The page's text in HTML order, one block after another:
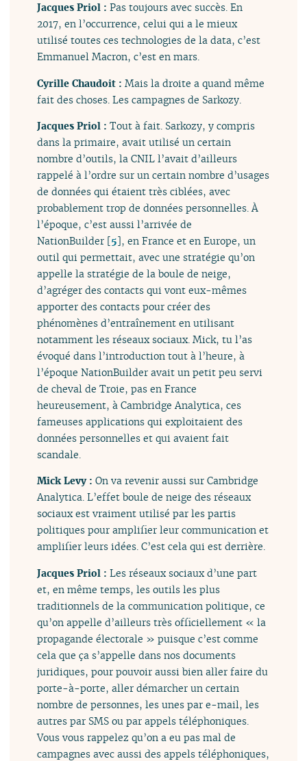
Jacques Priol :Pas toujours avec succès. En
2017, en l’occurrence, celui qui a le mieux
utilisé toutes ces technologies de la data, c’est
Emmanuel Macron, c’est en mars.
Cyrille Chaudoit :Mais la droite a quand même
fait des choses. Les campagnes de Sarkozy.
Jacques Priol :Tout à fait. Sarkozy, y compris
dans la primaire, avait utilisé un certain
nombre d’outils, la CNIL l’avait d’ailleurs
rappelé à l’ordre sur un certain nombre d’usages
de données qui étaient très ciblées, avec
probablement trop de données personnelles. À
l’époque, c’est aussi l’arrivée de
NationBuilder [5], en France et en Europe, un
outil qui permettait, avec une stratégie qu’on
appelle la stratégie de la boule de neige,
d’agréger des contacts qui vont eux-mêmes
apporter des contacts pour créer des
phénomènes d’entraînement en utilisant
notamment les réseaux sociaux. Mick, tu l’as
évoqué dans l’introduction tout à l’heure, à
l’époque NationBuilder avait un petit peu servi
de cheval de Troie, pas en France
heureusement, à Cambridge Analytica, ces
fameuses applications qui exploitaient des
données personnelles et qui avaient fait
scandale.
Mick Levy :On va revenir aussi sur Cambridge
Analytica. L’effet boule de neige des réseaux
sociaux est vraiment utilisé par les partis
politiques pour amplifier leur communication et
amplifier leurs idées. C’est cela qui est derrière.
Jacques Priol :Les réseaux sociaux d’une part
et, en même temps, les outils les plus
traditionnels de la communication politique, ce
qu’on appelle d’ailleurs très officiellement « la
propagande électorale » puisque c’est comme
cela que ça s’appelle dans nos documents
juridiques, pour pouvoir aussi bien aller faire du
porte-à-porte, aller démarcher un certain
nombre de personnes, les unes par e-mail, les
autres par SMS ou par appels téléphoniques.
Vous vous rappelez qu’on a eu pas mal de
campagnes avec aussi des appels téléphoniques,